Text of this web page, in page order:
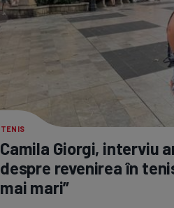
TENIS
Camila Giorgi, interviu
despre revenirea în
mai mari”